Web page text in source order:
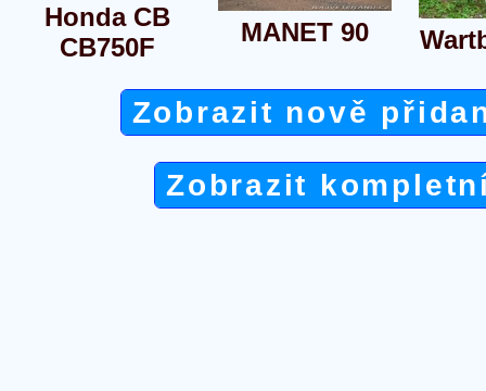
Honda CB
CB750F
MANET 90
Zobrazit nově
Zobrazit